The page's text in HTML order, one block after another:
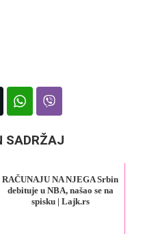
SADRŽAJ
RAČUNAJU NA NJEGA Srbin
debituje u NBA, našao se na
spisku | Lajk.rs